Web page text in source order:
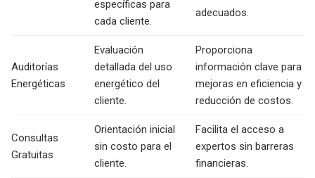
específicas para
cada cliente.
adecuados.
Auditorías
Energéticas
Evaluación
detallada del uso
energético del
cliente.
Proporciona
información clave para
mejoras en eficiencia y
reducción de costos.
Consultas
Gratuitas
Orientación inicial
sin costo para el
cliente.
Facilita el acceso a
expertos sin barreras
financieras.